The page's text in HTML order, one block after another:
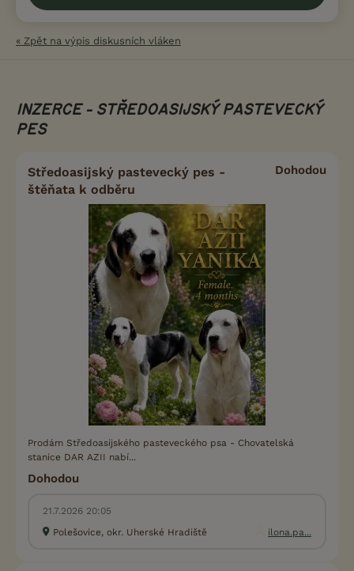
« Zpět na výpis diskusních vláken
INZERCE - STŘEDOASIJSKÝ PASTEVECKÝ
PES
Středoasijský pastevecký pes -
štěňata k odběru
Dohodou
Prodám Středoasijského pasteveckého psa - Chovatelská
stanice DAR AZII nabí...
Dohodou
21.7.2026 20:05
Polešovice, okr. Uherské Hradiště
ilona.pa...